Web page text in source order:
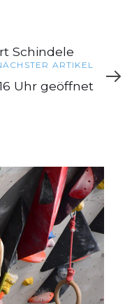
Schindele
ARTIKEL
Uhr geöffnet